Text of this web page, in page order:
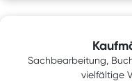
Sachbearbeitung,
vielfältige